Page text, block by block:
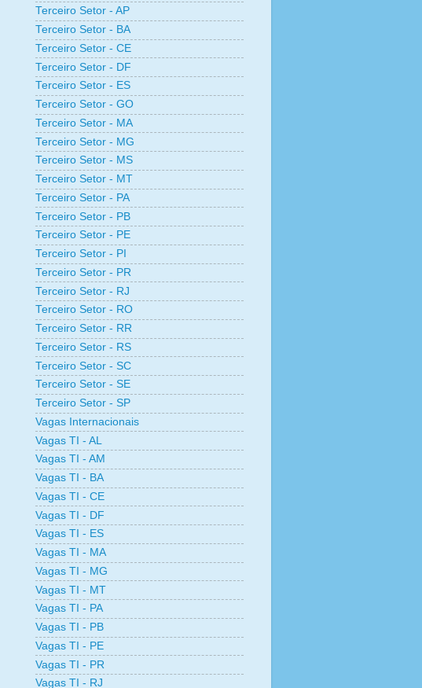
Terceiro Setor - AP
Terceiro Setor - BA
Terceiro Setor - CE
Terceiro Setor - DF
Terceiro Setor - ES
Terceiro Setor - GO
Terceiro Setor - MA
Terceiro Setor - MG
Terceiro Setor - MS
Terceiro Setor - MT
Terceiro Setor - PA
Terceiro Setor - PB
Terceiro Setor - PE
Terceiro Setor - PI
Terceiro Setor - PR
Terceiro Setor - RJ
Terceiro Setor - RO
Terceiro Setor - RR
Terceiro Setor - RS
Terceiro Setor - SC
Terceiro Setor - SE
Terceiro Setor - SP
Vagas Internacionais
Vagas TI - AL
Vagas TI - AM
Vagas TI - BA
Vagas TI - CE
Vagas TI - DF
Vagas TI - ES
Vagas TI - MA
Vagas TI - MG
Vagas TI - MT
Vagas TI - PA
Vagas TI - PB
Vagas TI - PE
Vagas TI - PR
Vagas TI - RJ